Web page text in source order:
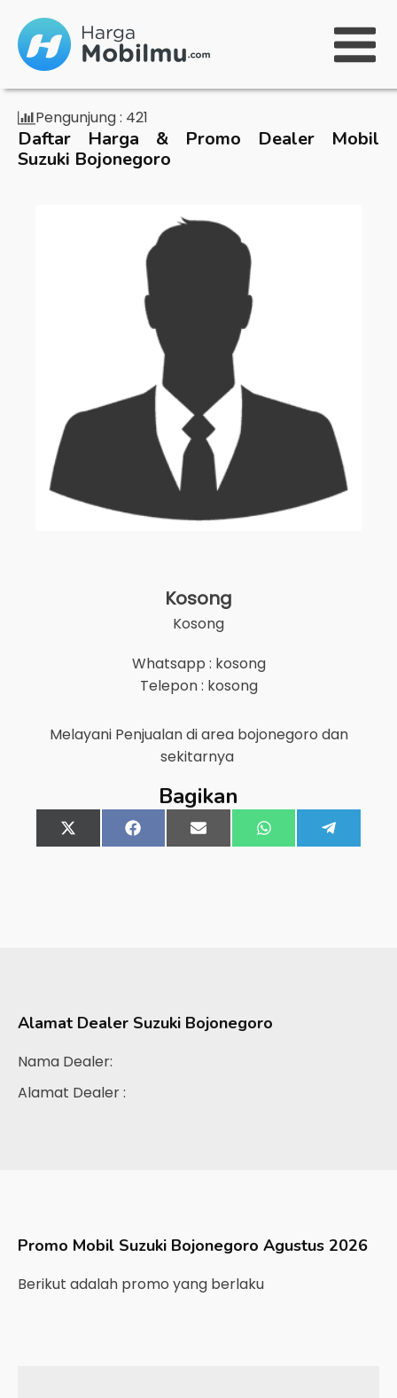
Pengunjung : 421
Daftar Harga & Promo Dealer Mobil
Suzuki Bojonegoro
Kosong
Kosong
Whatsapp : kosong
Telepon : kosong
Melayani Penjualan di area bojonegoro dan
sekitarnya
Bagikan
Share
on
X
(Twitter)
Share
on
FacebookShare
on
Email Share
on
WhatsApp
on
Alamat Dealer Suzuki Bojonegoro
Nama Dealer:
Alamat Dealer :
Promo Mobil Suzuki Bojonegoro Agustus 2026
Berikut adalah promo yang berlaku